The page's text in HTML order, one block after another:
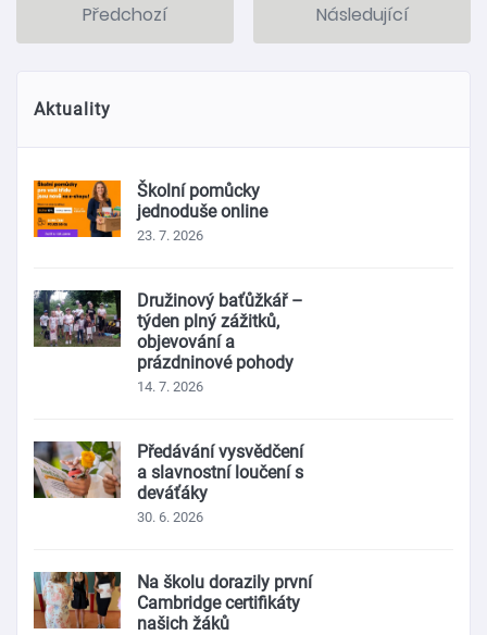
Předchozí Následující
Aktuality
Školní pomůcky
jednoduše online
23. 7. 2026
Družinový baťůžkář –
týden plný zážitků,
objevování a
prázdninové pohody
14. 7. 2026
Předávání vysvědčení
a slavnostní loučení s
deváťáky
30. 6. 2026
Na školu dorazily první
Cambridge certifikáty
našich žáků